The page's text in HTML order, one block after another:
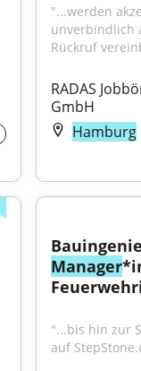
"...werden
unverbindlich
Rückruf
RADAS
GmbH
Hamburg
Manager
"...bis hin zur
auf